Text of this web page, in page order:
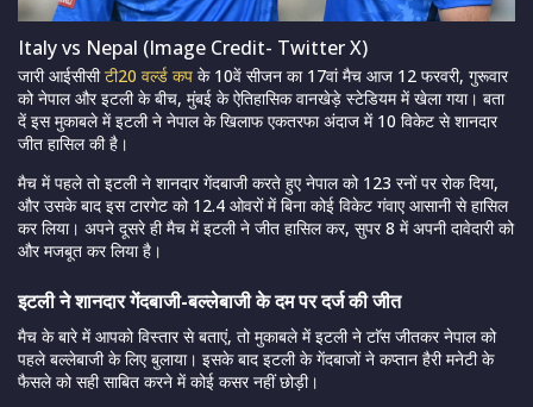
Italy vs Nepal (Image Credit- Twitter X)
जारी आईसीसीटी20 वर्ल्ड कप के 10वें सीजन का 17वां मैच आज 12 फरवरी, गुरूवार
को नेपाल और इटली के बीच, मुंबई के ऐतिहासिक वानखेड़े स्टेडियम में खेला गया। बता
दें इस मुकाबले में इटली ने नेपाल के खिलाफ एकतरफा अंदाज में 10 विकेट से शानदार
जीत हासिल की है।
मैच में पहले तो इटली ने शानदार गेंदबाजी करते हुए नेपाल को 123 रनों पर रोक दिया,
और उसके बाद इस टारगेट को 12.4 ओवरों में बिना कोई विकेट गंवाए आसानी से हासिल
कर लिया। अपने दूसरे ही मैच में इटली ने जीत हासिल कर, सुपर 8 में अपनी दावेदारी को
और मजबूत कर लिया है।
इटली ने शानदार गेंदबाजी-बल्लेबाजी के दम पर दर्ज की जीत
मैच के बारे में आपको विस्तार से बताएं, तो मुकाबले में इटली ने टाॅस जीतकर नेपाल को
पहले बल्लेबाजी के लिए बुलाया। इसके बाद इटली के गेंदबाजों ने कप्तान हैरी मनेटी के
फैसले को सही साबित करने में कोई कसर नहीं छोड़ी।